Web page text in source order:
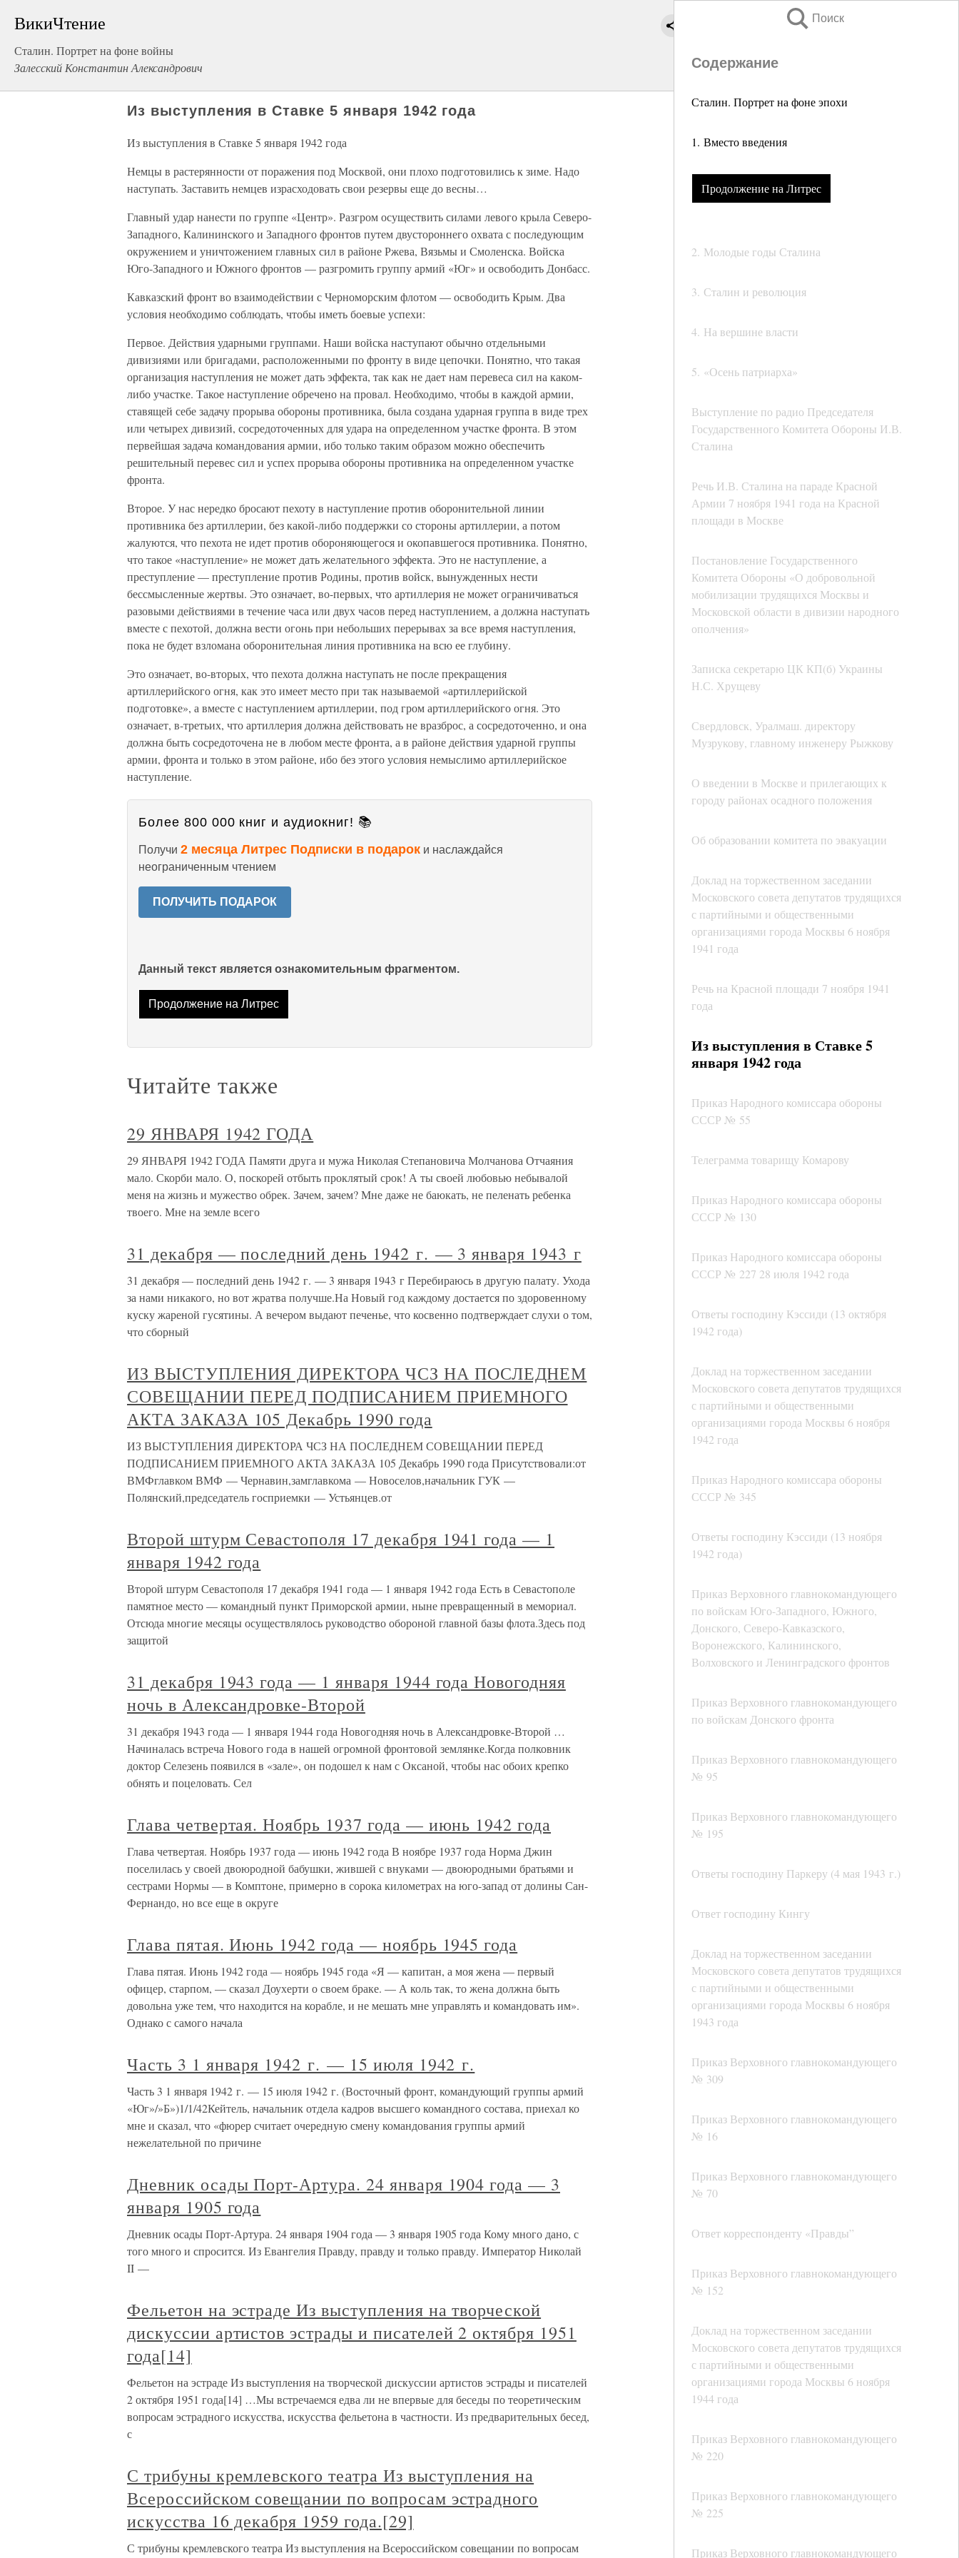
ВикиЧтение
Сталин. Портрет на фоне войны
Залесский Константин Александрович
Поиск
Содержание
Сталин. Портрет на фоне эпохи
1. Вместо введения
Продолжение на Литрес
2. Молодые годы Сталина
3. Сталин и революция
4. На вершине власти
5. «Осень патриарха»
Выступление по радио Председателя
Государственного Комитета Обороны И.В.
Сталина
Речь И.В. Сталина на параде Красной
Армии 7 ноября 1941 года на Красной
площади в Москве
Постановление Государственного
Комитета Обороны «О добровольной
мобилизации трудящихся Москвы и
Московской области в дивизии народного
ополчения»
Записка секретарю ЦК КП(б) Украины
Н.С. Хрущеву
Свердловск, Уралмаш. директору
Музрукову, главному инженеру Рыжкову
О введении в Москве и прилегающих к
городу районах осадного положения
Об образовании комитета по эвакуации
Доклад на торжественном заседании
Московского совета депутатов трудящихся
с партийными и общественными
организациями города Москвы 6 ноября
1941 года
Речь на Красной площади 7 ноября 1941
года
Из выступления в Ставке 5
января 1942 года
Приказ Народного комиссара обороны
СССР № 55
Телеграмма товарищу Комарову
Приказ Народного комиссара обороны
СССР № 130
Приказ Народного комиссара обороны
СССР № 227 28 июля 1942 года
Ответы господину Кэссиди (13 октября
1942 года)
Доклад на торжественном заседании
Московского совета депутатов трудящихся
с партийными и общественными
организациями города Москвы 6 ноября
1942 года
Приказ Народного комиссара обороны
СССР № 345
Ответы господину Кэссиди (13 ноября
1942 года)
Приказ Верховного главнокомандующего
по войскам Юго-Западного, Южного,
Донского, Северо-Кавказского,
Воронежского, Калининского,
Волховского и Ленинградского фронтов
Приказ Верховного главнокомандующего
по войскам Донского фронта
Приказ Верховного главнокомандующего
№ 95
Приказ Верховного главнокомандующего
№ 195
Ответы господину Паркеру (4 мая 1943 г.)
Ответ господину Кингу
Доклад на торжественном заседании
Московского совета депутатов трудящихся
с партийными и общественными
организациями города Москвы 6 ноября
1943 года
Приказ Верховного главнокомандующего
№ 309
Приказ Верховного главнокомандующего
№ 16
Приказ Верховного главнокомандующего
№ 70
Ответ корреспонденту «Правды”
Приказ Верховного главнокомандующего
№ 152
Доклад на торжественном заседании
Московского совета депутатов трудящихся
с партийными и общественными
организациями города Москвы 6 ноября
1944 года
Приказ Верховного главнокомандующего
№ 220
Приказ Верховного главнокомандующего
№ 225
Приказ Верховного главнокомандующего
Из выступления в Ставке 5 января 1942 года
Из выступления в Ставке 5 января 1942 года
Немцы в растерянности от поражения под Москвой, они плохо подготовились к зиме. Надо
наступать. Заставить немцев израсходовать свои резервы еще до весны…
Главный удар нанести по группе «Центр». Разгром осуществить силами левого крыла Северо-
Западного, Калининского и Западного фронтов путем двустороннего охвата с последующим
окружением и уничтожением главных сил в районе Ржева, Вязьмы и Смоленска. Войска
Юго-Западного и Южного фронтов — разгромить группу армий «Юг» и освободить Донбасс.
Кавказский фронт во взаимодействии с Черноморским флотом — освободить Крым. Два
условия необходимо соблюдать, чтобы иметь боевые успехи:
Первое. Действия ударными группами. Наши войска наступают обычно отдельными
дивизиями или бригадами, расположенными по фронту в виде цепочки. Понятно, что такая
организация наступления не может дать эффекта, так как не дает нам перевеса сил на каком-
либо участке. Такое наступление обречено на провал. Необходимо, чтобы в каждой армии,
ставящей себе задачу прорыва обороны противника, была создана ударная группа в виде трех
или четырех дивизий, сосредоточенных для удара на определенном участке фронта. В этом
первейшая задача командования армии, ибо только таким образом можно обеспечить
решительный перевес сил и успех прорыва обороны противника на определенном участке
фронта.
Второе. У нас нередко бросают пехоту в наступление против оборонительной линии
противника без артиллерии, без какой-либо поддержки со стороны артиллерии, а потом
жалуются, что пехота не идет против обороняющегося и окопавшегося противника. Понятно,
что такое «наступление» не может дать желательного эффекта. Это не наступление, а
преступление — преступление против Родины, против войск, вынужденных нести
бессмысленные жертвы. Это означает, во-первых, что артиллерия не может ограничиваться
разовыми действиями в течение часа или двух часов перед наступлением, а должна наступать
вместе с пехотой, должна вести огонь при небольших перерывах за все время наступления,
пока не будет взломана оборонительная линия противника на всю ее глубину.
Это означает, во-вторых, что пехота должна наступать не после прекращения
артиллерийского огня, как это имеет место при так называемой «артиллерийской
подготовке», а вместе с наступлением артиллерии, под гром артиллерийского огня. Это
означает, в-третьих, что артиллерия должна действовать не вразброс, а сосредоточенно, и она
должна быть сосредоточена не в любом месте фронта, а в районе действия ударной группы
армии, фронта и только в этом районе, ибо без этого условия немыслимо артиллерийское
наступление.
Более 800 000 книг и аудиокниг! 📚
Получи 2 месяца Литрес Подписки в подарок и наслаждайся
неограниченным чтением
ПОЛУЧИТЬ ПОДАРОК
Данный текст является ознакомительным фрагментом.
Продолжение на Литрес
Читайте также
29 ЯНВАРЯ 1942 ГОДА
29 ЯНВАРЯ 1942 ГОДА Памяти друга и мужа Николая Степановича Молчанова Отчаяния
мало. Скорби мало. О, поскорей отбыть проклятый срок! А ты своей любовью небывалой
меня на жизнь и мужество обрек. Зачем, зачем? Мне даже не баюкать, не пеленать ребенка
твоего. Мне на земле всего
31 декабря — последний день 1942 г. — 3 января 1943 г
31 декабря — последний день 1942 г. — 3 января 1943 г Перебираюсь в другую палату. Ухода
за нами никакого, но вот жратва получше.На Новый год каждому достается по здоровенному
куску жареной гусятины. А вечером выдают печенье, что косвенно подтверждает слухи о том,
что сборный
ИЗ ВЫСТУПЛЕНИЯ ДИРЕКТОРА ЧСЗ НА ПОСЛЕДНЕМ
СОВЕЩАНИИ ПЕРЕД ПОДПИСАНИЕМ ПРИЕМНОГО
АКТА ЗАКАЗА 105 Декабрь 1990 года
ИЗ ВЫСТУПЛЕНИЯ ДИРЕКТОРА ЧСЗ НА ПОСЛЕДНЕМ СОВЕЩАНИИ ПЕРЕД
ПОДПИСАНИЕМ ПРИЕМНОГО АКТА ЗАКАЗА 105 Декабрь 1990 года Присутствовали:от
ВМФглавком ВМФ — Чернавин,замглавкома — Новоселов,начальник ГУК —
Полянский,председатель госприемки — Устьянцев.от
Второй штурм Севастополя 17 декабря 1941 года — 1
января 1942 года
Второй штурм Севастополя 17 декабря 1941 года — 1 января 1942 года Есть в Севастополе
памятное место — командный пункт Приморской армии, ныне превращенный в мемориал.
Отсюда многие месяцы осуществлялось руководство обороной главной базы флота.Здесь под
защитой
31 декабря 1943 года — 1 января 1944 года Новогодняя
ночь в Александровке-Второй
31 декабря 1943 года — 1 января 1944 года Новогодняя ночь в Александровке-Второй …
Начиналась встреча Нового года в нашей огромной фронтовой землянке.Когда полковник
доктор Селезень появился в «зале», он подошел к нам с Оксаной, чтобы нас обоих крепко
обнять и поцеловать. Сел
Глава четвертая. Ноябрь 1937 года — июнь 1942 года
Глава четвертая. Ноябрь 1937 года — июнь 1942 года В ноябре 1937 года Норма Джин
поселилась у своей двоюродной бабушки, жившей с внуками — двоюродными братьями и
сестрами Нормы — в Комптоне, примерно в сорока километрах на юго-запад от долины Сан-
Фернандо, но все еще в округе
Глава пятая. Июнь 1942 года — ноябрь 1945 года
Глава пятая. Июнь 1942 года — ноябрь 1945 года «Я — капитан, а моя жена — первый
офицер, старпом, — сказал Доухерти о своем браке. — А коль так, то жена должна быть
довольна уже тем, что находится на корабле, и не мешать мне управлять и командовать им».
Однако с самого начала
Часть 3 1 января 1942 г. — 15 июля 1942 г.
Часть 3 1 января 1942 г. — 15 июля 1942 г. (Восточный фронт, командующий группы армий
«Юг»/»Б»)1/1/42Кейтель, начальник отдела кадров высшего командного состава, приехал ко
мне и сказал, что «фюрер считает очередную смену командования группы армий
нежелательной по причине
Дневник осады Порт-Артура. 24 января 1904 года — 3
января 1905 года
Дневник осады Порт-Артура. 24 января 1904 года — 3 января 1905 года Кому много дано, с
того много и спросится. Из Евангелия Правду, правду и только правду. Император Николай
II —
Фельетон на эстраде Из выступления на творческой
дискуссии артистов эстрады и писателей 2 октября 1951
года[14]
Фельетон на эстраде Из выступления на творческой дискуссии артистов эстрады и писателей
2 октября 1951 года[14] …Мы встречаемся едва ли не впервые для беседы по теоретическим
вопросам эстрадного искусства, искусства фельетона в частности. Из предварительных бесед,
с
С трибуны кремлевского театра Из выступления на
Всероссийском совещании по вопросам эстрадного
искусства 16 декабря 1959 года.[29]
С трибуны кремлевского театра Из выступления на Всероссийском совещании по вопросам